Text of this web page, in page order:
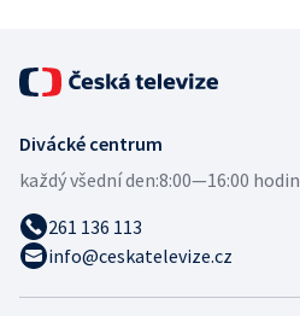
Divácké centrum
každý všední den:8:00—16:00 hodin
261 136 113
info@ceskatelevize.cz